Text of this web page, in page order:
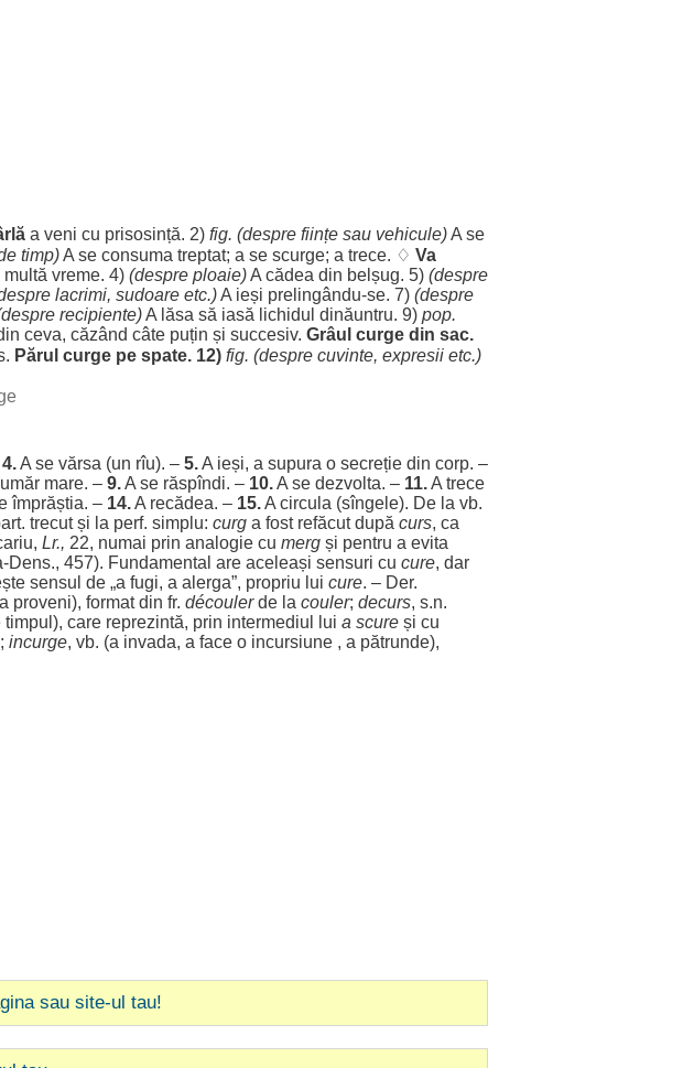
a veni cu prisosință. 2) fig. (despre ființe sau vehicule)A se
timp)A se consuma treptat; a se scurge; a trece. ♢ Va
multă vreme. 4) (despre ploaie)A cădea din belșug. 5) (despre
lacrimi, sudoare etc.)A ieși prelingându-se. 7) (despre
despre recipiente)A lăsa să iasă lichidul dinăuntru. 9) pop.
ceva, căzând câte puțin și succesiv. Grâul curge din sac.
. Părul curge pe spate. 12) fig. (despre cuvinte, expresii etc.)
4.A se vărsa (un rîu). – 5.A ieși, a supura o secreție din corp. –
mare. – 9.A se răspîndi. – 10.A se dezvolta. – 11.A trece
împrăștia. – 14.A recădea. – 15.A circula (sîngele). De la vb.
. trecutși la perf. simplu: curg a fost refăcutdupă curs, ca
Lr., 22, numai prin analogie cu merg și pentru a evita
-Dens., 457). Fundamental are aceleași sensuri cu cure, dar
sensul de „a fugi, a alerga”, propriu lui cure. – Der.
proveni), formatdin fr. découlerde la couler; decurs, s.n.
timpul ), care reprezintă, prin intermediul lui a scure și cu
incurge, vb. (a invada, a face o incursiune , a pătrunde),
sau site-ul tau!